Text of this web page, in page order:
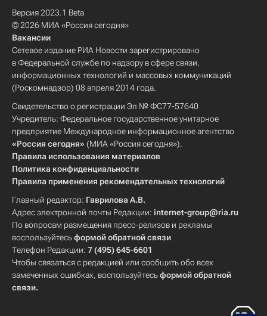
Версия 2023.1 Beta
© 2026 МИА «Россия сегодня»
Вакансии
Сетевое издание РИА Новости зарегистрировано
в Федеральной службе по надзору в сфере связи,
информационных технологий и массовых коммуникаций
(Роскомнадзор) 08 апреля 2014 года.
Свидетельство о регистрации Эл № ФС77-57640
Учредитель: Федеральное государственное унитарное
предприятие Международное информационное агентство
«Россия сегодня» (МИА «Россия сегодня»).
Правила использования материалов
Политика конфиденциальности
Правила применения рекомендательных технологий
Главный редактор: Гаврилова А.В.
Адрес электронной почты Редакции: internet-group@ria.ru
По вопросам размещения пресс-релизов и рекламы
воспользуйтесьформой обратной связи
Телефон Редакции: 7 (495) 645-6601
Чтобы связаться с редакцией или сообщить обо всех
замеченных ошибках, воспользуйтесьформой обратной
связи.